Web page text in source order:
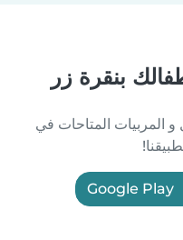
بنقرة زر
المربيات المتاحات في